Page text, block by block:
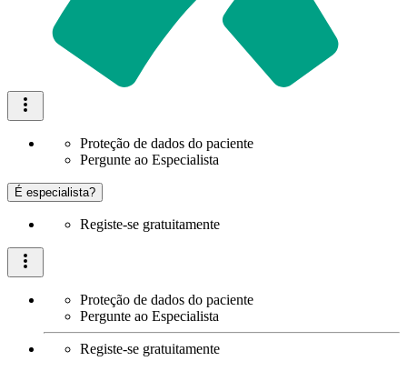
Proteção de dados do paciente
Pergunte ao Especialista
É especialista?
Registe-se gratuitamente
Proteção de dados do paciente
Pergunte ao Especialista
Registe-se gratuitamente